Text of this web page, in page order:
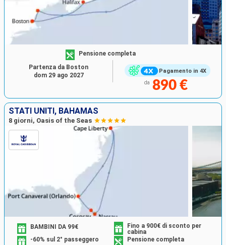
Pagamento in 4X
Pensione completa
da 890 €
Partenza da Boston
dom 29 ago 2027
STATI UNITI, BAHAMAS
8 giorni, Oasis of the Seas
BAMBINI DA 99€
Fino a 900€ di sconto per
cabina
-60% sul 2° passeggero
Pensione completa